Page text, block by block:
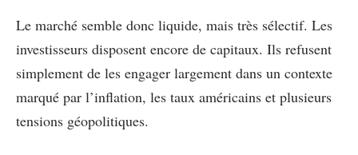
Le marché semble donc liquide, mais très sélectif. Les
investisseurs disposent encore de capitaux. Ils refusent
simplement de les engager largement dans un contexte
marqué par l’inflation, les taux américains et plusieurs
tensions géopolitiques.